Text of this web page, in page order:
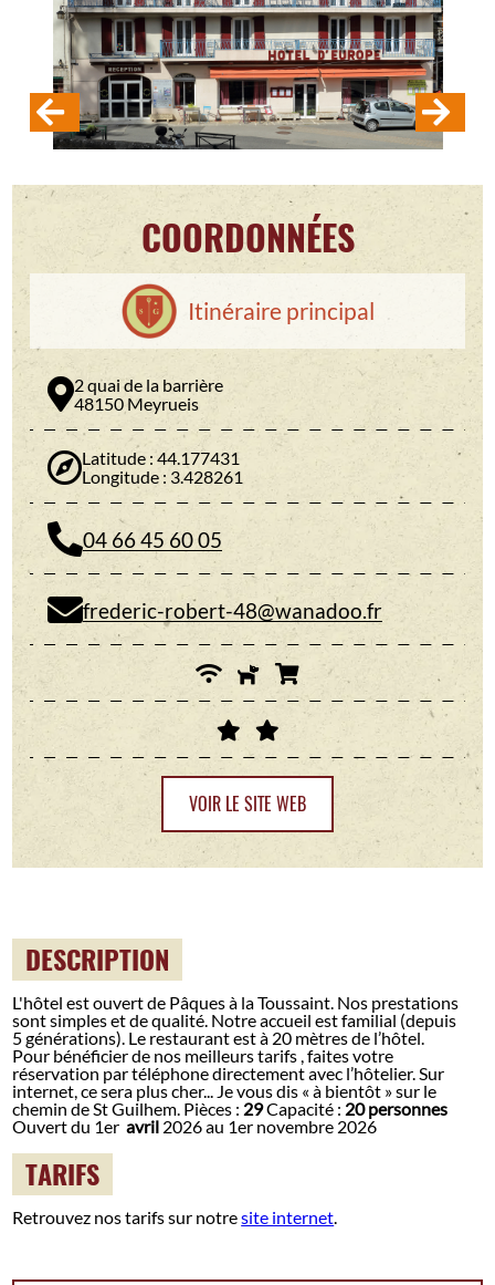
COORDONNÉES
Itinéraire principal
2 quai de la barrière
48150 Meyrueis
Latitude : 44.177431
Longitude : 3.428261
04 66 45 60 05
frederic-robert-48@wanadoo.fr
VOIR LE SITE WEB
DESCRIPTION
L'hôtel est ouvert de Pâques à la Toussaint. Nos prestations
sont simples et de qualité. Notre accueil est familial (depuis
5 générations). Le restaurant est à 20 mètres de l’hôtel.
Pour bénéficier de nos meilleurs tarifs , faites votre
réservation par téléphone directement avec l’hôtelier. Sur
internet, ce sera plus cher... Je vous dis « à bientôt » sur le
chemin de St Guilhem. Pièces : 29Capacité : 20 personnes
Ouvert du 1er avril 2026 au 1er novembre 2026
TARIFS
Retrouvez nos tarifs sur notresite internet.